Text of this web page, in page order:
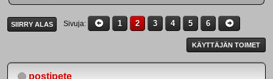
SIIRRY ALAS Sivuja 1 2 3 4 5 6
KÄYTTÄJÄN TOIMET
postipete